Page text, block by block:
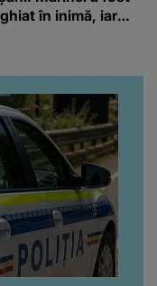
în inimă, iar